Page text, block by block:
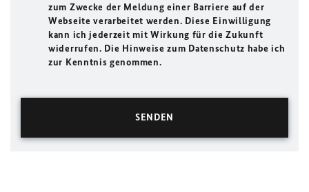
zum Zwecke der Meldung einer Barriere auf der
Webseite verarbeitet werden. Diese Einwilligung
kann ich jederzeit mit Wirkung für die Zukunft
widerrufen. Die Hinweise zum Datenschutz habe ich
zur Kenntnis genommen.